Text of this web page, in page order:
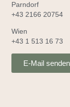
Parndorf
+43 2166 20754
Wien
+43 1 513 16 73
E-Mail senden